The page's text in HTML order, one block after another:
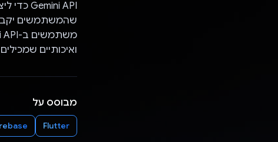
שהמשתמשים
ואיכותיים
מבוסס על
Flutter